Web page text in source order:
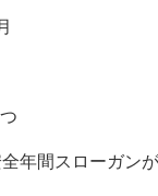
全年間スローガン